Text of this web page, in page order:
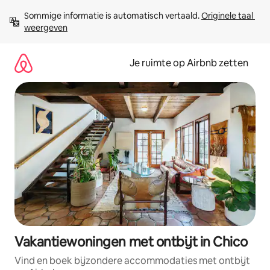
direct
naar
Sommige informatie is automatisch vertaald. Originele taal
weergeven
Je ruimte op Airbnb zetten
Vakantiewoningen met ontbijt in Chico
Vind en boek bijzondere accommodaties met ontbijt